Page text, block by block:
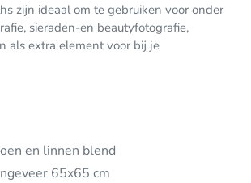
zijn ideaal om te gebruiken voor onder
sieraden-en beautyfotografie,
als extra element voor bij je
en linnen blend
65x65 cm